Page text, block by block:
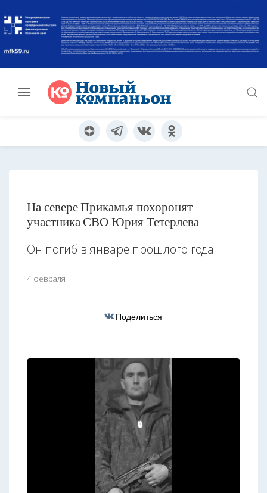
На севере Прикамья похоронят
участника СВО Юрия Тетерлева
Он погиб в январе прошлого года
4 февраля
Поделиться